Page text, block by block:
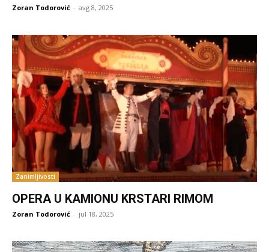
Zoran Todorović - avg 8, 2025
Zanimljivosti
OPERA U KAMIONU KRSTARI RIMOM
Zoran Todorović - jul 18, 2025